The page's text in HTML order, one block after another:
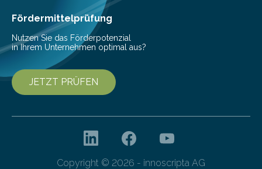
Fördermittelprüfung
Nutzen Sie das Förderpotenzial
in Ihrem Unternehmen optimal aus?
JETZT PRÜFEN
Copyright © 2026 - innoscripta AG